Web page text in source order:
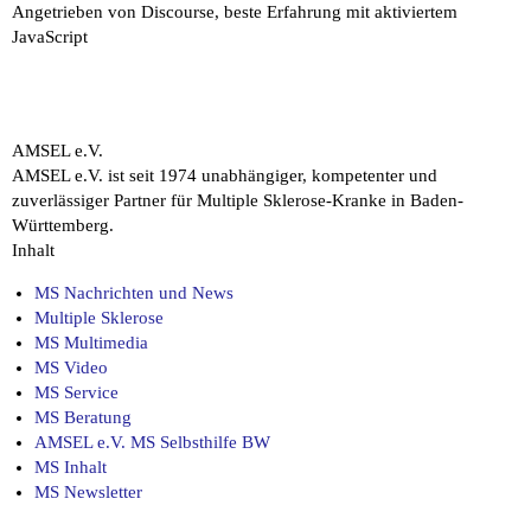
Angetrieben von Discourse, beste Erfahrung mit aktiviertem
JavaScript
AMSEL e.V.
AMSEL e.V. ist seit 1974 unabhängiger, kompetenter und
zuverlässiger Partner für Multiple Sklerose-Kranke in Baden-
Württemberg.
Inhalt
MS Nachrichten und News
Multiple Sklerose
MS Multimedia
MS Video
MS Service
MS Beratung
AMSEL e.V. MS Selbsthilfe BW
MS Inhalt
MS Newsletter